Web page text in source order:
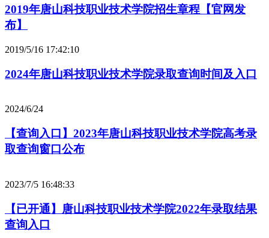
2019年唐山科技职业技术学院招生章程【官网发
布】
2019/5/16 17:42:10
2024年唐山科技职业技术学院录取查询时间及入口
2024/6/24
【查询入口】2023年唐山科技职业技术学院高考录
取查询窗口公布
2023/7/5 16:48:33
【已开通】唐山科技职业技术学院2022年录取结果
查询入口